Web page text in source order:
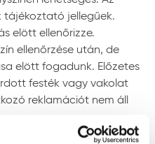
termékismertetőben
a terméket a feldolgozás
illetve bizonyos
is. A Trinát selyemfényű
kész állapotban kerül
jellegűek.
elött ellenőrizze.
ellenőrzése után, de
elött fogadunk. Előzetes
festék vagy vakolat
reklamációt nem áll